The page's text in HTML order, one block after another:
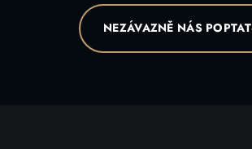
NEZÁVAZNĚ NÁS POPTAT